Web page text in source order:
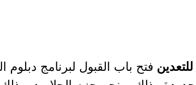
فتح باب القبول لبرنامج دبلوم